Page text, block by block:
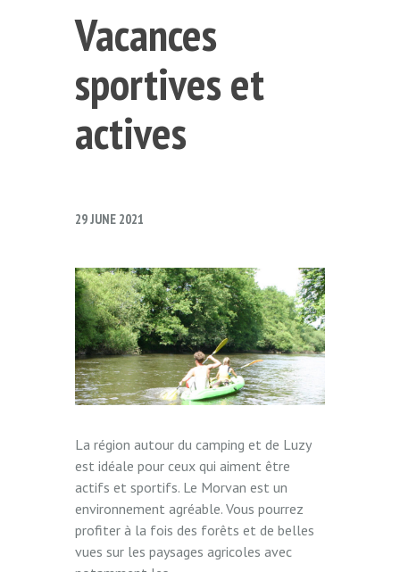
Vacances
sportives et
actives
29 JUNE 2021
La région autour du camping et de Luzy
est idéale pour ceux qui aiment être
actifs et sportifs. Le Morvan est un
environnement agréable. Vous pourrez
profiter à la fois des forêts et de belles
vues sur les paysages agricoles avec